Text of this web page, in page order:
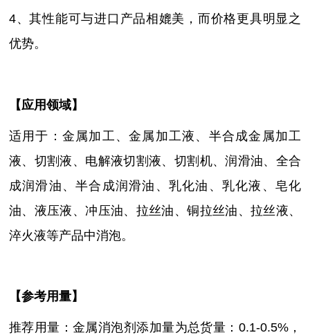
4、其性能可与进口产品相媲美，而价格更具明显之
优势。
【应用领域】
适用于： 金属加工、金属加工液、半合成金属加工
液、 切割液、电解液切割液、切割机、润滑油、全合
成润滑油、半合成润滑油、乳化油、乳化液、皂化
油、液压液、冲压油、拉丝油、铜拉丝油、拉丝液、
淬火液等产品中消泡。
【参考用量】
推荐用量：金属消泡剂添加量为总货量：0.1-0.5%，